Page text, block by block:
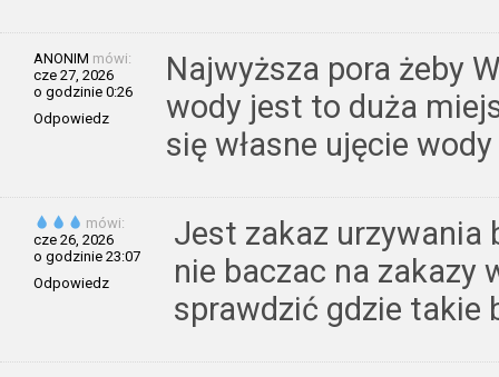
ANONIM mówi:
cze 27, 2026
o godzinie 0:26
Odpowiedz
Najwyższa pora żeby
wody jest to duża
się własne ujęcie
mówi:
cze 26, 2026
o godzinie 23:07
Odpowiedz
Jest zakaz urzywania
nie baczac na zakazy
sprawdzić gdzie takie